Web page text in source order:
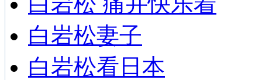
白岩松妻子
白岩松看日本